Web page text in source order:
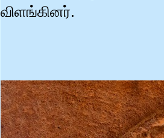
விளங்கினர்.